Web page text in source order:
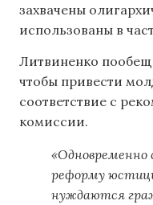
захвачены
использованы в
Литвиненко
чтобы привести
соответствие с
комиссии.
реформу
нуждаются